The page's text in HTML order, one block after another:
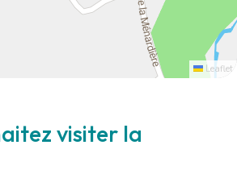
Leaflet
visiter la